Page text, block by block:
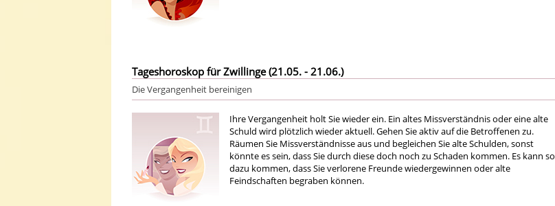
Tageshoroskop für Zwillinge (21.05. - 21.06.)
Die Vergangenheit bereinigen
Ihre Vergangenheit holt Sie wieder ein. Ein altes Missverständnis oder eine alte
Schuld wird plötzlich wieder aktuell. Gehen Sie aktiv auf die Betroffenen zu.
Räumen Sie Missverständnisse aus und begleichen Sie alte Schulden, sonst
könnte es sein, dass Sie durch diese doch noch zu Schaden kommen. Es kann so
dazu kommen, dass Sie verlorene Freunde wiedergewinnen oder alte
Feindschaften begraben können.